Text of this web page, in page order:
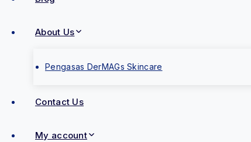
About Us
Pengasas DerMAGs Skincare
Contact Us
My account